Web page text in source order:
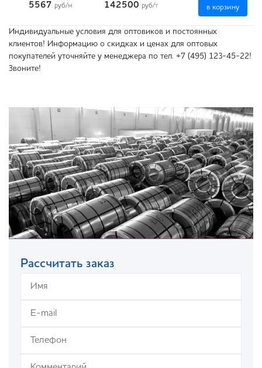
5567 руб/м 142500 руб/т в корзину
Индивидуальные условия для оптовиков и постоянных
клиентов! Информацию о скидках и ценах для оптовых
покупателей уточняйте у менеджера по тел. +7 (495) 123-45-22!
Звоните!
Рассчитать заказ